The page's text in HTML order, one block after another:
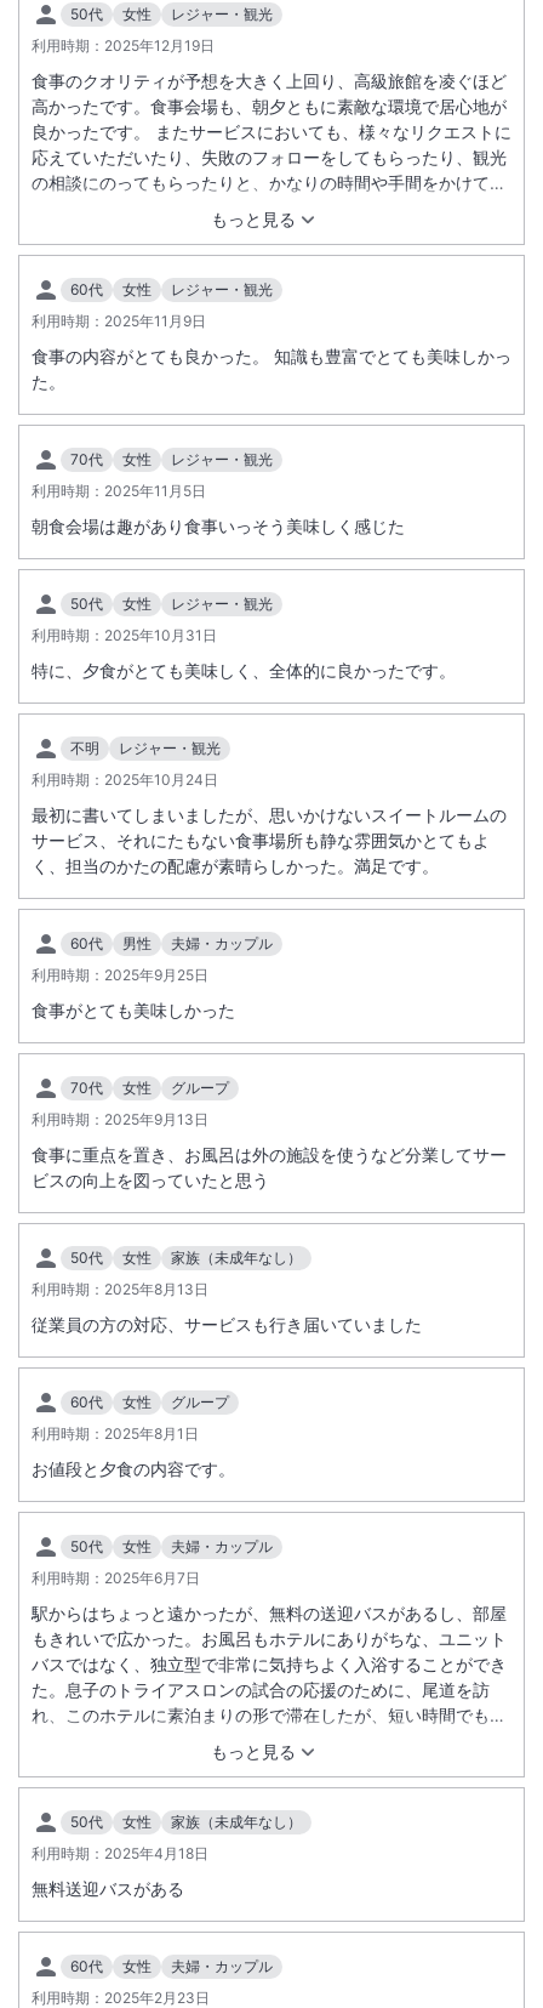
尾道市内最大の多目的ホテル。ご利用のお客様には無料駐車場を完備。
また、最寄駅から送迎が可能です（要連絡）観光の拠点としてご利用下
さい。
総客室数 85室
INチェックイン
15:00/ OUT チェックアウト
11:00
駐車場あり
施設からのお知らせ
ホテルの無料送迎車は事前の予約が必要です。当日でもかまいませんの
で必ず施設に連絡をお願いします。その際、ＪＲ尾道駅の乗降場所につ
いては路線バス乗り場には入れませんので確認をお願いします。
50代 女性
レジャー・観光
利用時期： 2025年12月19日
もっと見る
食事のクオリティが予想を大きく上回り、高級旅館を凌ぐほど
高かったです。食事会場も、朝夕ともに素敵な環境で居心地が
良かったです。 またサービスにおいても、様々なリクエストに
応えていただいたり、失敗のフォローをしてもらったり、観光
の相談にのってもらったりと、かなりの時間や手間をかけて対
応していただきました。 今まで何度か旅行を経験してきてお
り、少々のことでは強い印象に繋がらないのですが、今回は特
筆したくなるほど良くしていただき、従業員の温かさに感謝し
ています。
60代 女性
レジャー・観光
利用時期： 2025年11月9日
食事の内容がとても良かった。 知識も豊富でとても美味しかっ
た。
70代 女性
レジャー・観光
利用時期： 2025年11月5日
朝食会場は趣があり食事いっそう美味しく感じた
50代 女性
レジャー・観光
利用時期： 2025年10月31日
特に、夕食がとても美味しく、全体的に良かったです。
不明
レジャー・観光
利用時期： 2025年10月24日
最初に書いてしまいましたが、思いかけないスイートルームの
サービス、それにたもない食事場所も静な雰囲気かとてもよ
く、担当のかたの配慮が素晴らしかった。満足です。
60代 男性
夫婦・カップル
利用時期： 2025年9月25日
食事がとても美味しかった
70代 女性
グループ
利用時期： 2025年9月13日
食事に重点を置き、お風呂は外の施設を使うなど分業してサー
ビスの向上を図っていたと思う
50代 女性
家族（未成年なし）
利用時期： 2025年8月13日
従業員の方の対応、サービスも行き届いていました
60代 女性
グループ
利用時期： 2025年8月1日
お値段と夕食の内容です。
50代 女性
夫婦・カップル
利用時期： 2025年6月7日
もっと見る
駅からはちょっと遠かったが、無料の送迎バスがあるし、部屋
もきれいで広かった。お風呂もホテルにありがちな、ユニット
バスではなく、独立型で非常に気持ちよく入浴することができ
た。息子のトライアスロンの試合の応援のために、尾道を訪
れ、このホテルに素泊まりの形で滞在したが、短い時間でもリ
ラックスできたので良かった。
50代 女性
家族（未成年なし）
利用時期： 2025年4月18日
無料送迎バスがある
60代 女性
夫婦・カップル
利用時期： 2025年2月23日